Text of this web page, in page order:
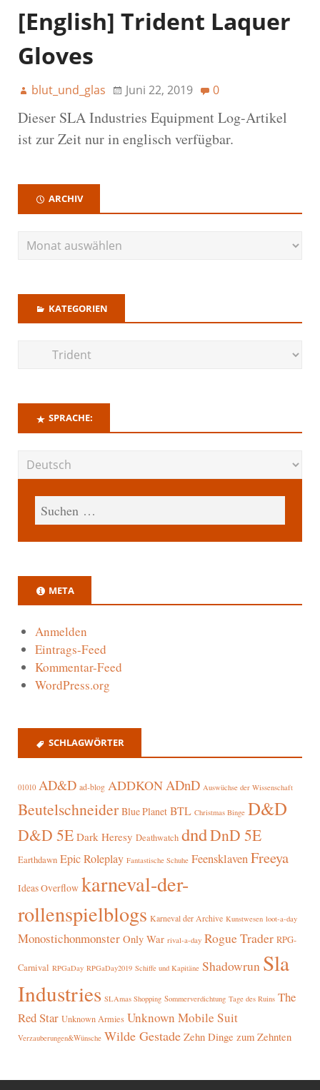
[English] Trident Laquer
Gloves
blut_und_glas Juni 22, 2019 0
Dieser SLA Industries Equipment Log-Artikel
ist zur Zeit nur in englisch verfügbar.
ARCHIV
KATEGORIEN
SPRACHE:
META
Anmelden
Eintrags-Feed
Kommentar-Feed
WordPress.org
SCHLAGWÖRTER
01010 AD&D ad-blog ADDKON ADnD Auswüchse der Wissenschaft
Beutelschneider Blue Planet BTL Christmas Binge D&D
D&D 5E Dark Heresy Deathwatch dndDnD 5E
Earthdawn Epic Roleplay Fantastische Schuhe FeensklavenFreeya
Ideas Overflow karneval-der-
rollenspielblogs Karneval der Archive Kunstwesen loot-a-day
Monostichonmonster Only War rival-a-day Rogue Trader RPG-
Carnival RPGaDay RPGaDay2019 Schiffe und Kapitäne Shadowrun Sla
Industries SLAmas Shopping Sommerverdichtung Tage des Ruins The
Red Star Unknown Armies Unknown Mobile Suit
Verzauberungen&Wünsche Wilde Gestade Zehn Dinge zum Zehnten